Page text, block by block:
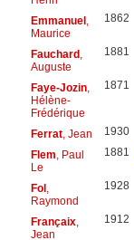
Emmanuel,
Maurice
1862
Fauchard,
Auguste
1881
Faye-Jozin,
Hélène-
Frédérique
1871
Ferrat, Jean 1930
Flem , Paul
Le
1881
Fol,
Raymond
1928
Françaix,
Jean
1912